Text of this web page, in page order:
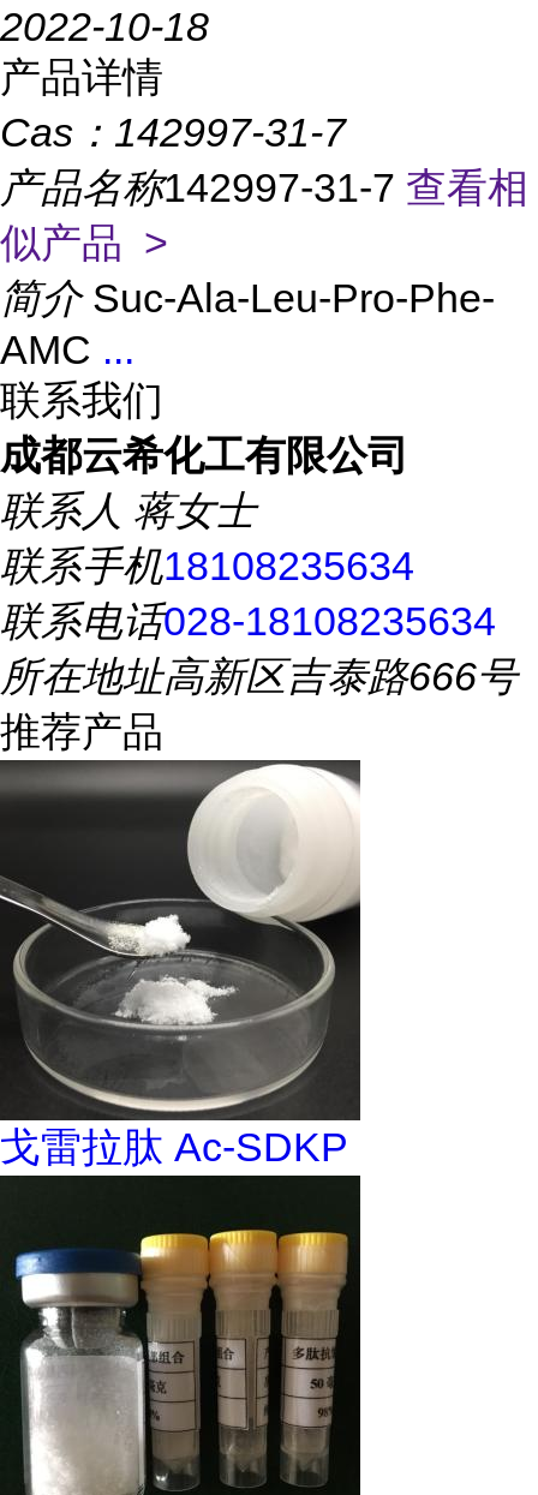
2022-10-18
产品详情
Cas： 142997-31-7
产品名称142997-31-7 查看相
似产品 >
简介 Suc-Ala-Leu-Pro-Phe-
AMC ...
联系我们
成都云希化工有限公司
联系人 蒋女士
联系手机18108235634
联系电话028-18108235634
所在地址高新区吉泰路666号
推荐产品
戈雷拉肽 Ac-SDKP